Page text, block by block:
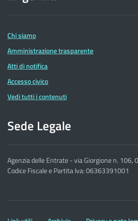
delle
Entrate
Chi siamo
Amministrazione trasparente
Atti di notifica
Accesso civico
Vedi tutti i contenuti
Sede Legale
Agenzia delle Entrate - via Giorgione n. 106,
Codice Fiscale e Partita Iva: 06363391001
Altre